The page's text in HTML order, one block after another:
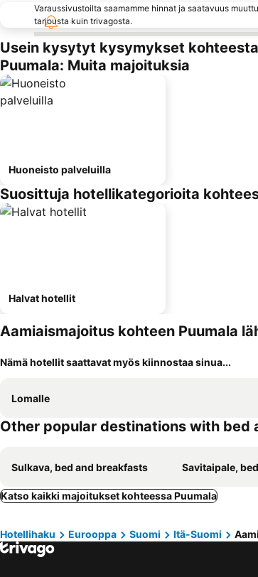
Varaussivustoilta saamamme hinnat ja saatavuus
tarjousta kuin trivagosta.
Usein kysytyt kysymykset
Puumala: Muita majoituksia
Huoneisto palveluilla
Suosittuja hotellikategorioita
Halvat hotellit
Aamiaismajoitus kohteen Puumala
Nämä hotellit saattavat myös kiinnostaa sinua...
Lomalle
Other popular destinations with bed
Sulkava, bed and breakfasts Savitaipale,
Katso kaikki majoitukset kohteessa Puumala
Hotellihaku Eurooppa Suomi Itä-Suomi